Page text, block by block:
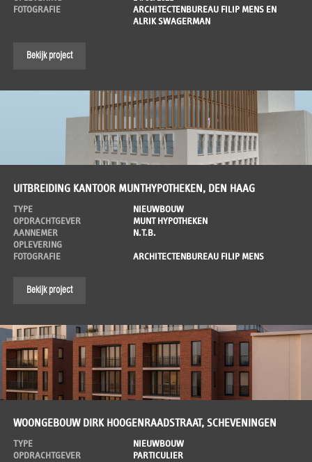
FOTOGRAFIE
ARCHITECTENBUREAU FILIP MENS EN
ALRIK SWAGERMAN
Bekijk project
UITBREIDING KANTOOR MUNTHYPOTHEKEN, DEN HAAG
TYPE
NIEUWBOUW
OPDRACHTGEVER
MUNT HYPOTHEKEN
AANNEMER
N.T.B.
OPLEVERING
FOTOGRAFIE
ARCHITECTENBUREAU FILIP MENS
Bekijk project
WOONGEBOUW DIRK HOOGENRAADSTRAAT, SCHEVENINGEN
TYPE
NIEUWBOUW
OPDRACHTGEVER
PARTICULIER